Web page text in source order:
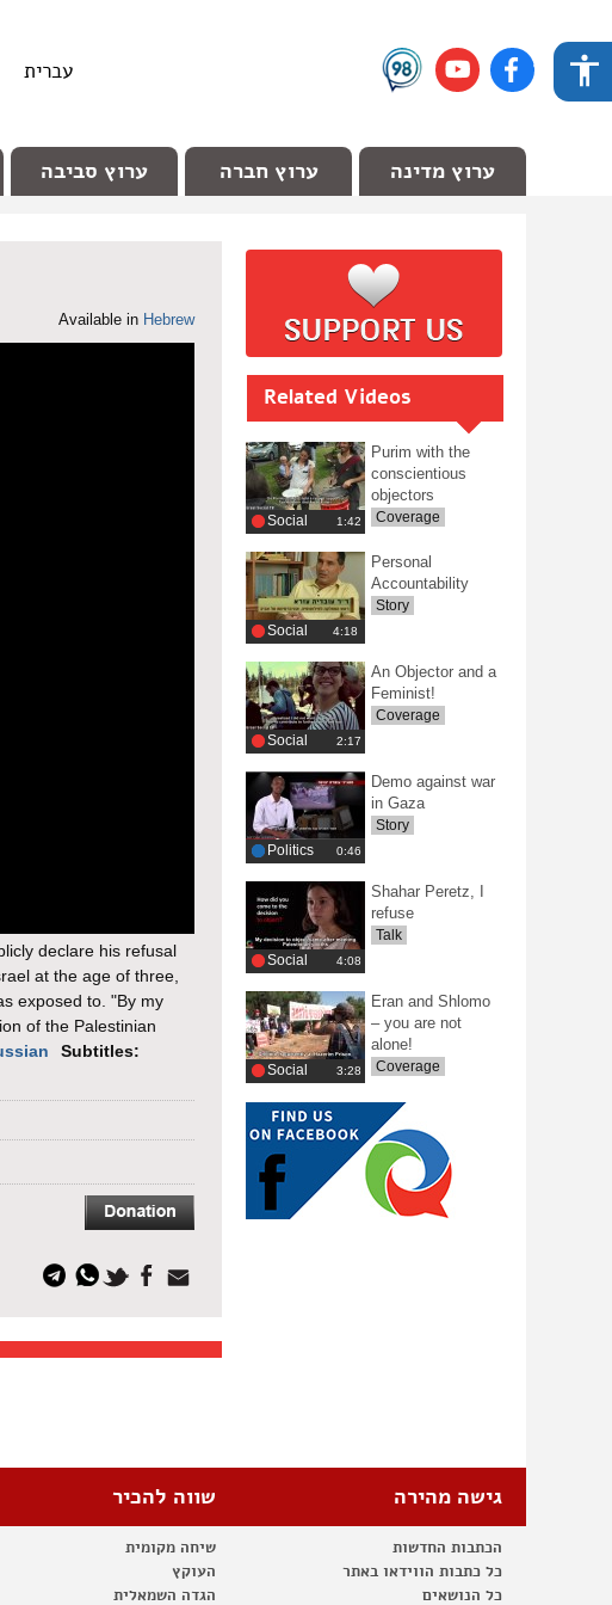
עברית
ערוץ מדינה ערוץ חברה ערוץ סביבה
Available in Hebrew
declare his refusal
at the age of three,
exposed to. "By my
of the Palestinian
Subtitles:
Related Videos
Social ‎1:42
Purim with the
conscientious
objectors
Coverage
Social ‎4:18
Personal
Accountability
Story
Social ‎2:17
An Objector and a
Feminist!
Coverage
Politics ‎0:46
Demo against war
in Gaza
Story
Social ‎4:08
Shahar Peretz, I
refuse
Talk
Social ‎3:28
Eran and Shlomo
– you are not
alone!
Coverage
גישה מהירה
הכתבות החדשות
כל כתבות הווידאו באתר
כל הנושאים
שווה להכיר
שיחה מקומית
העוקץ
הגדה השמאלית